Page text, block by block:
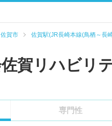
佐賀市 佐賀駅(JR長崎本線(鳥栖～長
賀リハビリ
専門性